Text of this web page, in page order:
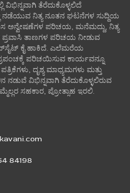
ವಿಭಿನ್ನವಾಗಿ ತೆರೆದುಕೊಳ್ಳಲಿದೆ
ನಡೆಯುವ ನಿತ್ಯ ನೂತನ ಘಟನೆಗಳ ಸುದ್ದಿಯ
ಅನ್ವೇಷಣೆಗಳ ಪರಿಚಯ, ಮನೆಮದ್ದು, ನಿತ್ಯ
ಪ್ರವಾಸಿ ತಾಣಗಳ ಪರಿಚಯ ನೀಡುವ
ಕೈ ಹಾಕಿದೆ. ಎಲೆಮರೆಯ
ಪರಿಚಯಿಸುವ ಕಾರ್ಯವನ್ನೂ
ದೃಶ್ಯ ಮಾಧ್ಯಮಗಳು ಮತ್ತು
ವಿಭಿನ್ನವಾಗಿ ತೆರೆದುಕೊಳ್ಳಲಿರುವ
ಸಹಕಾರ, ಪ್ರೋತ್ಸಾಹ ಇರಲಿ.
84198